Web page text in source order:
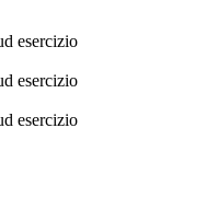
esercizio
esercizio
esercizio